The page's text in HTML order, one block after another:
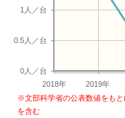
2018年 2019年
0人／台
0.5人／台
1人／台
※文部科学省の公表数値をも
を含む